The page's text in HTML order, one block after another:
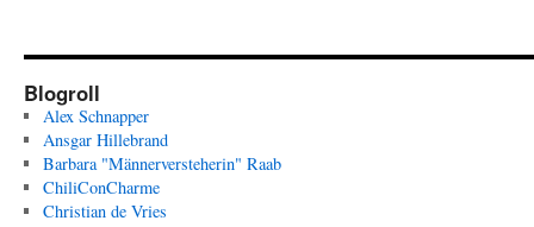
Blogroll
Alex Schnapper
Ansgar Hillebrand
Barbara "Männerversteherin" Raab
ChiliConCharme
Christian de Vries